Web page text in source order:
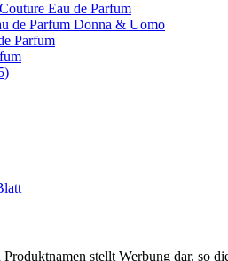
Eau de Parfum
de Parfum Donna & Uomo
Parfum
stellt Werbung dar, so